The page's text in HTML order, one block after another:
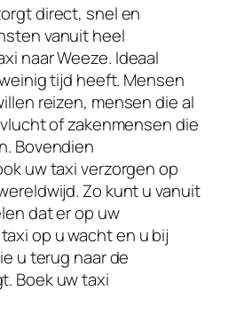
direct, snel en
vanuit heel
naar Weeze. Ideaal
tijd heeft. Mensen
reizen, mensen die al
of zakenmensen die
Bovendien
uw taxi verzorgen op
Zo kunt u vanuit
dat er op uw
op u wacht en u bij
u terug naar de
Boek uw taxi